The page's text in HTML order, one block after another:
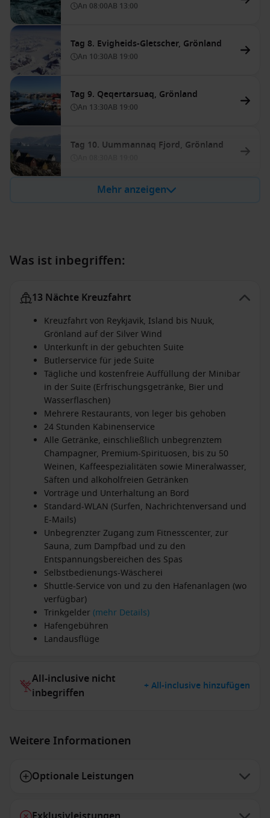
An 08:00AB 13:00
Tag 8. Evigheids-Gletscher, Grönland
An 10:30AB 19:00
Tag 9. Qeqertarsuaq, Grönland
An 13:30AB 19:00
Tag 10. Uummannaq Fjord, Grönland
Mehr anzeigen
Was ist inbegriffen:
13 Nächte Kreuzfahrt
Kreuzfahrt von Reykjavik, Island bis Nuuk,
Grönland auf der Silver Wind
Unterkunft in der gebuchten Suite
Butlerservice für jede Suite
Tägliche und kostenfreie Auffüllung der Minibar
in der Suite (Erfrischungsgetränke, Bier und
Wasserflaschen)
Mehrere Restaurants, von leger bis gehoben
24 Stunden Kabinenservice
Alle Getränke, einschließlich unbegrenztem
Champagner, Premium-Spirituosen, bis zu 50
Weinen, Kaffeespezialitäten sowie Mineralwasser,
Säften und alkoholfreien Getränken
Vorträge und Unterhaltung an Bord
Standard-WLAN (Surfen, Nachrichtenversand und
E-Mails)
Unbegrenzter Zugang zum Fitnesscenter, zur
Sauna, zum Dampfbad und zu den
Entspannungsbereichen des Spas
Selbstbedienungs-Wäscherei
Shuttle-Service von und zu den Hafenanlagen (wo
verfügbar)
Trinkgelder(mehr Details)
Hafengebühren
Landausflüge
All-inclusive nicht
inbegriffen
+ All-inclusive hinzufügen
Weitere Informationen
Optionale Leistungen